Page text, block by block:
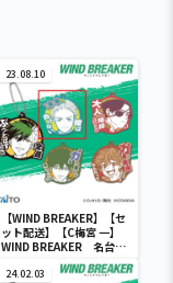
23.08.10
【WIND BREAKER】【セ
ット配送】【C梅宮 一】
WIND BREAKER 名台詞
ラバーストラップ
24.02.03